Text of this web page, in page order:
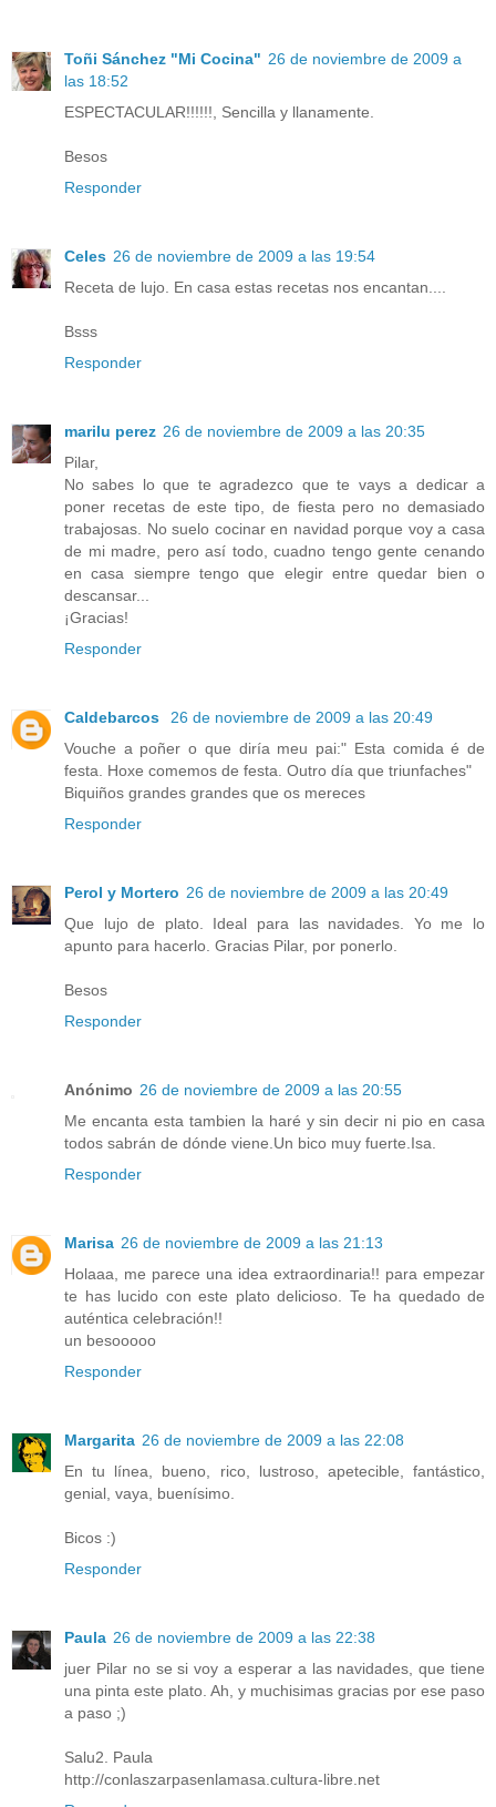
Toñi Sánchez "Mi Cocina" 26 de noviembre de 2009 a
las 18:52
ESPECTACULAR!!!!!!, Sencilla y llanamente.
Besos
Responder
Celes 26 de noviembre de 2009 a las 19:54
Receta de lujo. En casa estas recetas nos encantan....
Bsss
Responder
marilu perez 26 de noviembre de 2009 a las 20:35
Pilar,
No sabes lo que te agradezco que te vays a dedicar a
poner recetas de este tipo, de fiesta pero no demasiado
trabajosas. No suelo cocinar en navidad porque voy a casa
de mi madre, pero así todo, cuadno tengo gente cenando
en casa siempre tengo que elegir entre quedar bien o
descansar...
¡Gracias!
Responder
Caldebarcos
26 de noviembre de 2009 a las 20:49
Vouche a poñer o que diría meu pai:" Esta comida é de
festa. Hoxe comemos de festa. Outro día que triunfaches"
Biquiños grandes grandes que os mereces
Responder
Perol y Mortero 26 de noviembre de 2009 a las 20:49
Que lujo de plato. Ideal para las navidades. Yo me lo
apunto para hacerlo. Gracias Pilar, por ponerlo.
Besos
Responder
Anónimo 26 de noviembre de 2009 a las 20:55
Me encanta esta tambien la haré y sin decir ni pio en casa
todos sabrán de dónde viene.Un bico muy fuerte.Isa.
Responder
Marisa 26 de noviembre de 2009 a las 21:13
Holaaa, me parece una idea extraordinaria!! para empezar
te has lucido con este plato delicioso. Te ha quedado de
auténtica celebración!!
un besooooo
Responder
Margarita 26 de noviembre de 2009 a las 22:08
En tu línea, bueno, rico, lustroso, apetecible, fantástico,
genial, vaya, buenísimo.
Bicos :)
Responder
Paula 26 de noviembre de 2009 a las 22:38
juer Pilar no se si voy a esperar a las navidades, que tiene
una pinta este plato. Ah, y muchisimas gracias por ese paso
a paso ;)
Salu2. Paula
http://conlaszarpasenlamasa.cultura-libre.net